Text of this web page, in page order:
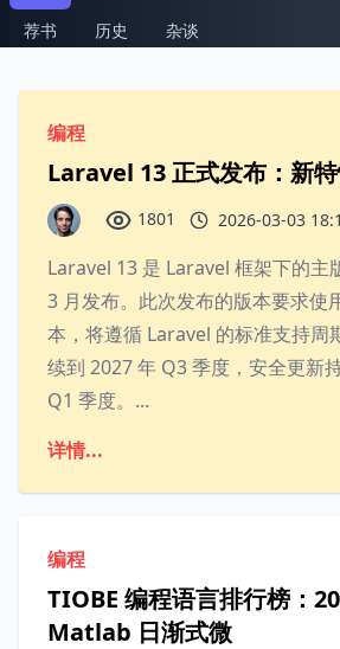
荐书
历史 杂谈
编程
Laravel 13 正式发布：新特
1801 2026-03-03
Laravel 13 是 Laravel 框架下的主
3 月发布。此次发布的版本要求使
本，将遵循 Laravel 的标准支持周
续到 2027 年 Q3 季度，安全更新
Q1 季度。...
详情...
编程
TIOBE 编程语言排行榜：
Matlab 日渐式微